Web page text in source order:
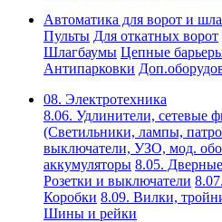
Автоматика для ворот и
Пульты Для откатных ворот
Шлагбаумы Цепные
Антипарковки
08. Электротехника
8.06. Удлинители, сетевые
(Светильники, лампы,
выключатели, УЗО, мод.
аккумуляторы 8.05.
Розетки и выключатели
Коробки 8.09. Вилки,
Шины и рейки